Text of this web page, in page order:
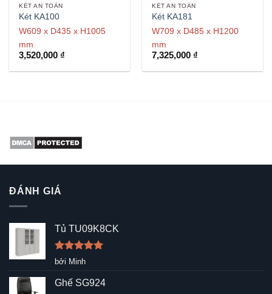
KÉT AN TOÀN
Két KA100
W609 x D435 x H1005
mm
3,520,000 ₫
KÉT AN TOÀN
Két KA181
W709 x D485 x H1200
mm
7,325,000 ₫
ĐÁNH GIÁ
Tủ TU09K8CK
Được xếp
sao
bởi Minh
Ghế SG924